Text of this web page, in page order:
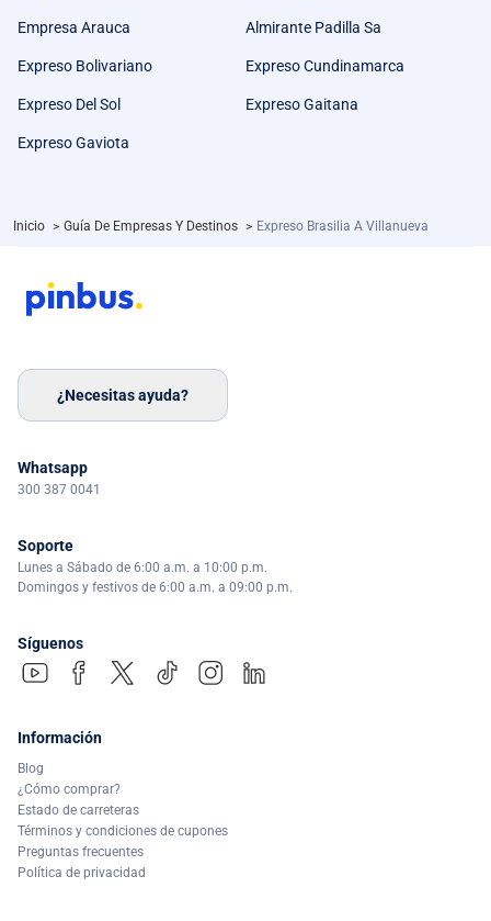
Empresa Arauca Almirante Padilla Sa
Expreso Bolivariano Expreso Cundinamarca
Expreso Del Sol Expreso Gaitana
Expreso Gaviota
Inicio > Guía De Empresas Y Destinos > Expreso Brasilia A Villanueva
¿Necesitas ayuda?
Whatsapp
300 387 0041
Soporte
Lunes a Sábado de 6:00 a.m. a 10:00 p.m.
Domingos y festivos de 6:00 a.m. a 09:00 p.m.
Síguenos
Información
Blog
¿Cómo comprar?
Estado de carreteras
Términos y condiciones de cupones
Preguntas frecuentes
Política de privacidad